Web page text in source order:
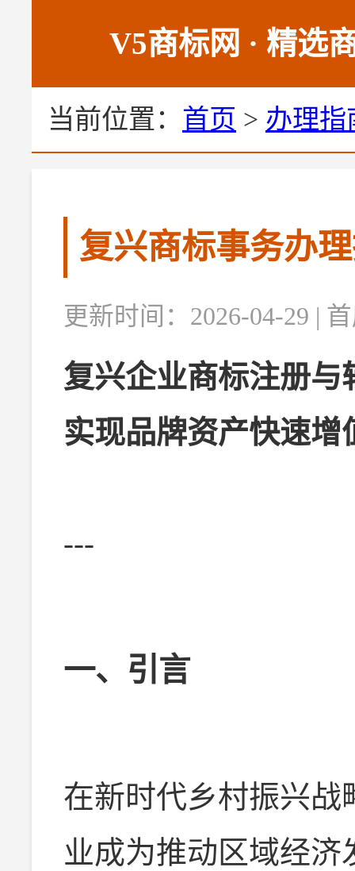
V5商标网 · 精选
当前位置： 首页 > 办理指
复兴商标事务办
更新时间：2026-04-29 |
复兴企业商标注册与
实现品牌资产快速增
---
一、引言
在新时代乡村振兴战
业成为推动区域经